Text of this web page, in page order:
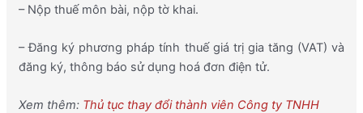
– Nộp thuế môn bài, nộp tờ khai.
– Đăng ký phương pháp tính thuế giá trị gia tăng (VAT) và
đăng ký, thông báo sử dụng hoá đơn điện tử.
Xem thêm: Thủ tục thay đổi thành viên Công ty TNHH